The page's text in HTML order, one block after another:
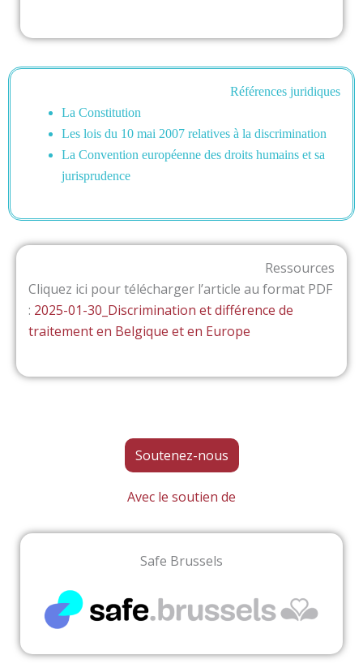
Références juridiques
La Constitution
Les lois du 10 mai 2007 relatives à la discrimination
La Convention européenne des droits humains et sa
jurisprudence
Ressources
Cliquez ici pour télécharger l’article au format PDF
: 2025-01-30_Discrimination et différence de
traitement en Belgique et en Europe
Soutenez-nous
Avec le soutien de
Safe Brussels